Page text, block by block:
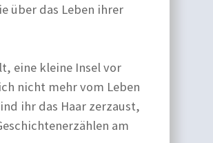
über das Leben ihrer
eine kleine Insel vor
nicht mehr vom Leben
ihr das Haar zerzaust,
am